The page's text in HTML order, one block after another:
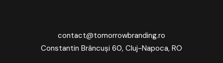
contact@tomorrowbranding.ro
Constantin Brâncuși 60, Cluj-Napoca, RO